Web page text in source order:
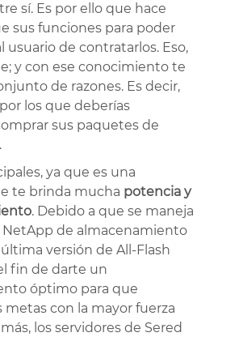
sí. Es por ello que hace
sus funciones para poder
usuario de contratarlos. Eso,
y con ese conocimiento te
de razones. Es decir,
los que deberías
sus paquetes de
ya que es una
te brinda mucha potencia y
. Debido a que se maneja
NetApp de almacenamiento
última versión de All-Flash
fin de darte un
óptimo para que
metas con la mayor fuerza
los servidores de Sered